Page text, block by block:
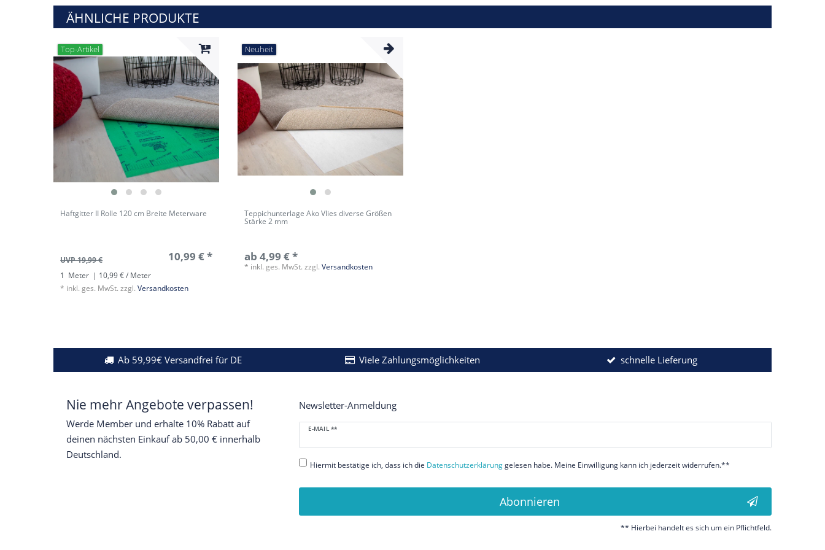
ÄHNLICHE PRODUKTE
Top-Artikel
Haftgitter II Rolle 120 cm Breite Meterware
UVP 19,99 € 10,99 € *
1 Meter | 10,99 € / Meter
* inkl. ges. MwSt. zzgl.Versandkosten
Neuheit
Teppichunterlage Ako Vlies diverse Größen
Stärke 2 mm
ab 4,99 € *
* inkl. ges. MwSt. zzgl.Versandkosten
Ab 59,99€ Versandfrei für DE Viele Zahlungsmöglichkeiten schnelle Lieferung
Nie mehr Angebote verpassen!
Werde Member und erhalte 10% Rabatt auf
deinen nächsten Einkauf ab 50,00 € innerhalb
Deutschland.
Newsletter-Anmeldung
E-MAIL **
Newsletter
Honig
Hiermit bestätige ich, dass ich die Daten­schutz­erklärunggelesen habe. Meine Einwilligung kann ich jederzeit widerrufen.**
Abonnieren
** Hierbei handelt es sich um ein Pflichtfeld.